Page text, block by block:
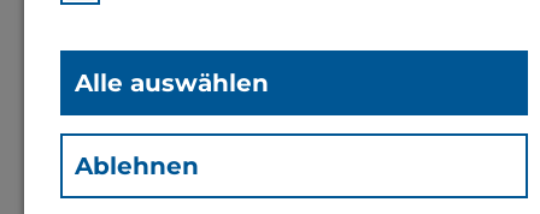
Prof. Dr.Georg Dusel (Du)
Professor für Tierernährung
Alle auswählen
Ablehnen